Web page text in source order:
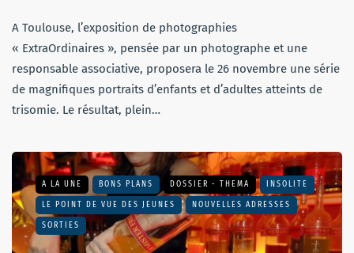
A Toulouse, l’exposition de photographies
« ExtraOrdinaires », pensée par un photographe et une
responsable associative, proposera le 26 novembre une série
de magnifiques portraits d’enfants et d’adultes atteints de
trisomie. Le résultat, plein…
A LA UNE BONS PLANS DOSSIER - THEMA INSOLITE
LE POINT DE VUE DES JEUNES NOUVELLES ADRESSES
SORTIES